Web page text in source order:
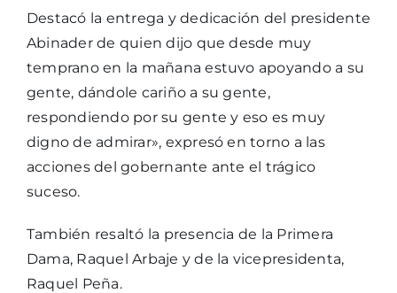
Destacó la entrega y dedicación del presidente
Abinader de quien dijo que desde muy
temprano en la mañana estuvo apoyando a su
gente, dándole cariño a su gente,
respondiendo por su gente y eso es muy
digno de admirar», expresó en torno a las
acciones del gobernante ante el trágico
suceso.
También resaltó la presencia de la Primera
Dama, Raquel Arbaje y de la vicepresidenta,
Raquel Peña.